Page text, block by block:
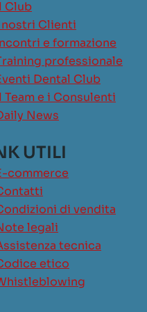
Club
nostri Clienti
e formazione
professionale
Dental Club
Team e i Consulenti
News
UTILI
commerce
di vendita
legali
tecnica
etico